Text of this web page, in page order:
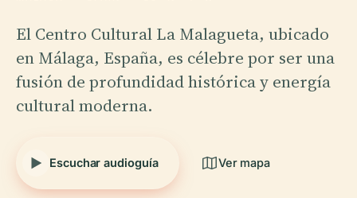
El Centro Cultural La Malagueta, ubicado
en Málaga, España, es célebre por ser una
fusión de profundidad histórica y energía
cultural moderna.
Escuchar audioguía Ver mapa